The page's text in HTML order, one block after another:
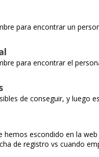
para encontrar un
para encontrar el
de conseguir, y luego
hemos escondido en la
de registro vs cuando